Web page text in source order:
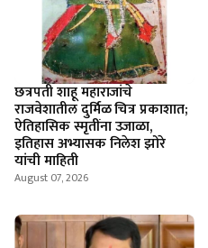
छत्रपती शाहू महाराजांचे
राजवेशातील दुर्मिळ चित्र प्रकाशात;
ऐतिहासिक स्मृतींना उजाळा,
इतिहास अभ्यासक निलेश झोरे
यांची माहिती
August 07, 2026